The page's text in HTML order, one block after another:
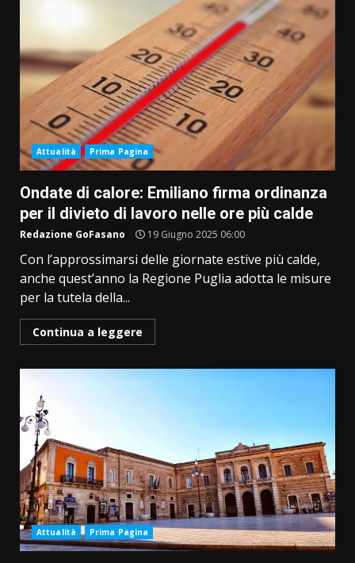
Attualità Prima Pagina
Ondate di calore: Emiliano firma ordinanza
per il divieto di lavoro nelle ore più calde
Redazione GoFasano 19 Giugno 2025 06:00
Con l’approssimarsi delle giornate estive più calde,
anche quest’anno la Regione Puglia adotta le misure
per la tutela della...
Continua a leggere
Attualità Prima Pagina